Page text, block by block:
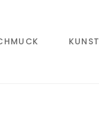
KUNST